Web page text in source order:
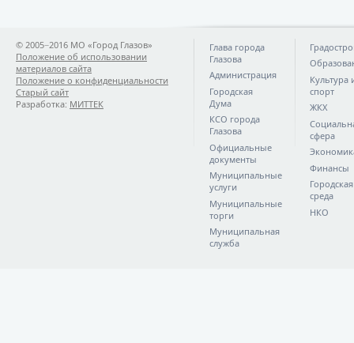
© 2005−2016 МО «Город Глазов»
Положение об использовании
материалов сайта
Положение о конфиденциальности
Старый сайт
Разработка: МИТТЕК
Глава города
Глазова
Администрация
Городская
Дума
КСО города
Глазова
Официальные
документы
Муниципальные
услуги
Муниципальные
торги
Муниципальная
служба
Культура
спорт
ЖКХ
сфера
Финансы
Городская
среда
НКО